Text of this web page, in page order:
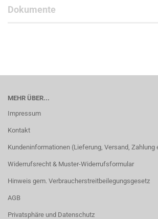
Dokumente
MEHR ÜBER...
Impressum
Kontakt
Kundeninformationen (Lieferung, Versand, Zahlung
Widerrufsrecht & Muster-Widerrufsformular
Hinweis gem. Verbraucherstreitbeilegungsgesetz
AGB
Privatsphäre und Datenschutz